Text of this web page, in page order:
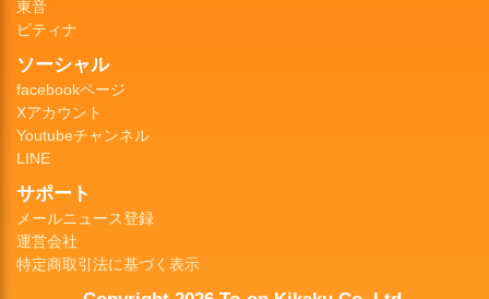
東音
ピティナ
ソーシャル
facebookページ
Xアカウント
Youtubeチャンネル
LINE
サポート
メールニュース登録
運営会社
特定商取引法に基づく表示